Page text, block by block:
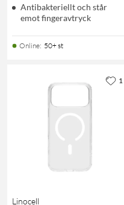
Antibakteriellt och står
emot fingeravtryck
Online: 50+ st
Linocell
1